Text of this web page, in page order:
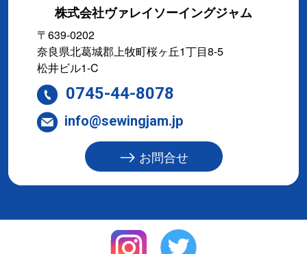
株式会社ヴァレイソーイングジャム
〒639-0202
奈良県北葛城郡上牧町桜ヶ丘1丁目8-5
松井ビル1-C
0745-44-8078
info@sewingjam.jp
お問合せ